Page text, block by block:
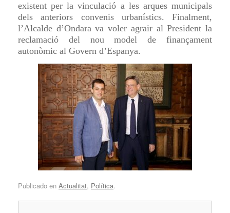
existent per la vinculació a les arques municipals
dels anteriors convenis urbanístics. Finalment,
l’Alcalde d’Ondara va voler agrair al President la
reclamació del nou model de finançament
autonòmic al Govern d’Espanya.
Publicado en Actualitat, Política.